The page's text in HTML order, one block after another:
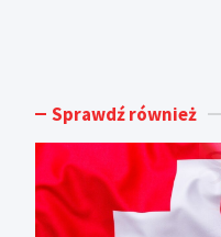
Sprawdź również